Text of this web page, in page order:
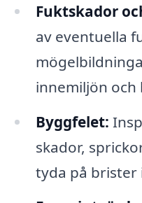
Fuktskador
av eventuella
innemiljön och
Byggfelet:
skador,
tyda på brister